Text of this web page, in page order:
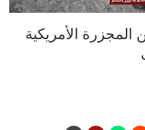
الأمريكية